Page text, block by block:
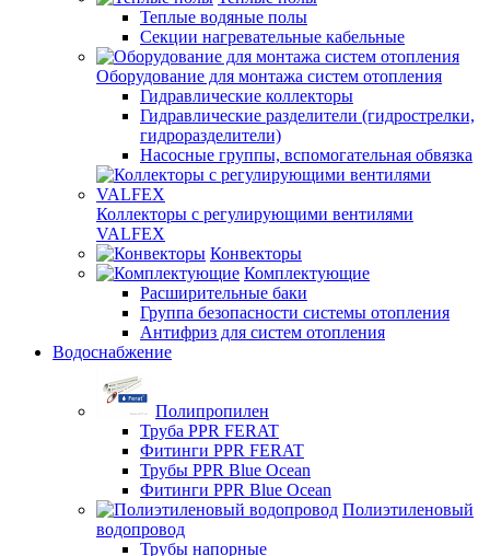
Теплые водяные полы
Секции нагревательные кабельные
Оборудование для монтажа систем отопления
Гидравлические коллекторы
Гидравлические разделители (гидрострелки,
гидроразделители)
Насосные группы, вспомогательная обвязка
Коллекторы с регулирующими вентилями
VALFEX
Конвекторы
Комплектующие
Расширительные баки
Группа безопасности системы отопления
Антифриз для систем отопления
Водоснабжение
Полипропилен
Труба PPR FERAT
Фитинги PPR FERAT
Трубы PPR Blue Ocean
Фитинги PPR Blue Ocean
Полиэтиленовый
водопровод
Трубы напорные